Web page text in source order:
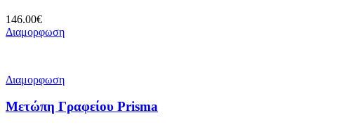
146.00€
Διαμορφωση
Διαμορφωση
Μετώπη Γραφείου Prisma